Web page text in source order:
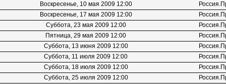
Воскресенье, 10 мая 2009 12:00
Воскресенье, 17 мая 2009 12:00
Суббота, 23 мая 2009 12:00
Пятница, 29 мая 2009 12:00
Суббота, 13 июня 2009 12:00
Суббота, 11 июля 2009 12:00
Суббота, 18 июля 2009 12:00
Суббота, 25 июля 2009 12:00